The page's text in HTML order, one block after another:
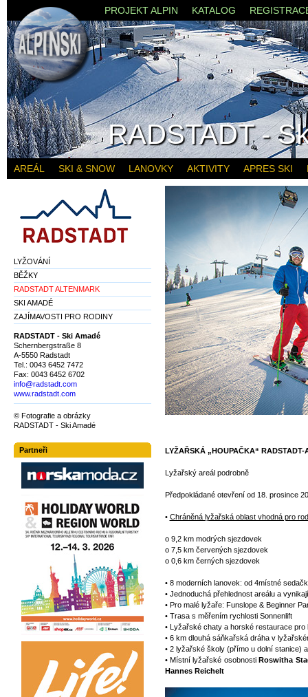
LYŽAŘSKÁ „HOUPAČKA“
Lyžařský areál podrobně
Předpokládané otevření od 18. prosince
• Chráněná lyžařská oblast vhodná pro
o 9,2 km modrých sjezdovek
o 7,5 km červených sjezdovek
o 0,6 km černých sjezdovek
• 8 moderních lanovek: od 4místné
• Jednoduchá přehlednost areálu a
• Pro malé lyžaře: Funslope & Beginner
• Trasa s měřením rychlosti Sonnenlift
• Lyžařské chaty a horské restaurace pro
• 6 km dlouhá sáňkařská dráha v
• 2 lyžařské školy (přímo u dolní stanice)
• Místní lyžařské osobnostiRoswitha
Hannes Reichelt
LYŽOVÁNÍ
BĚŽKY
RADSTADT ALTENMARK
SKI AMADÉ
ZAJÍMAVOSTI PRO RODINY
RADSTADT - Ski Amadé
Schernbergstraße 8
A-5550 Radstadt
Tel.: 0043 6452 7472
Fax: 0043 6452 6702
info@radstadt.com
www.radstadt.com
© Fotografie a obrázky
RADSTADT - Ski Amadé
Partneři
PROJEKT ALPIN KATALOG
AREÁL SKI & SNOW LANOVKY AKTIVITY APRES SKI
RADSTADT -